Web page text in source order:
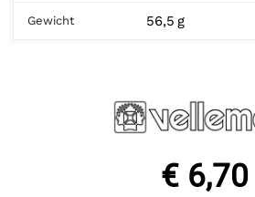
Gewicht 56,5 g
€ 6,70